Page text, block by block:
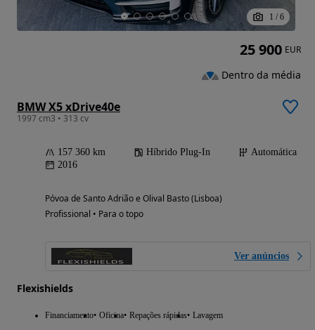
1 / 6
BMW X5 xDrive40e
1997 cm3 • 313 cv
157 360 km Híbrido Plug-In
Automática
2016
Póvoa de Santo Adrião e Olival Basto (Lisboa)
Profissional • Para o topo
Ver anúncios
Flexishields
Financiamento Oficina Repações rápidas Lavagem
25 900 EUR
Dentro da média